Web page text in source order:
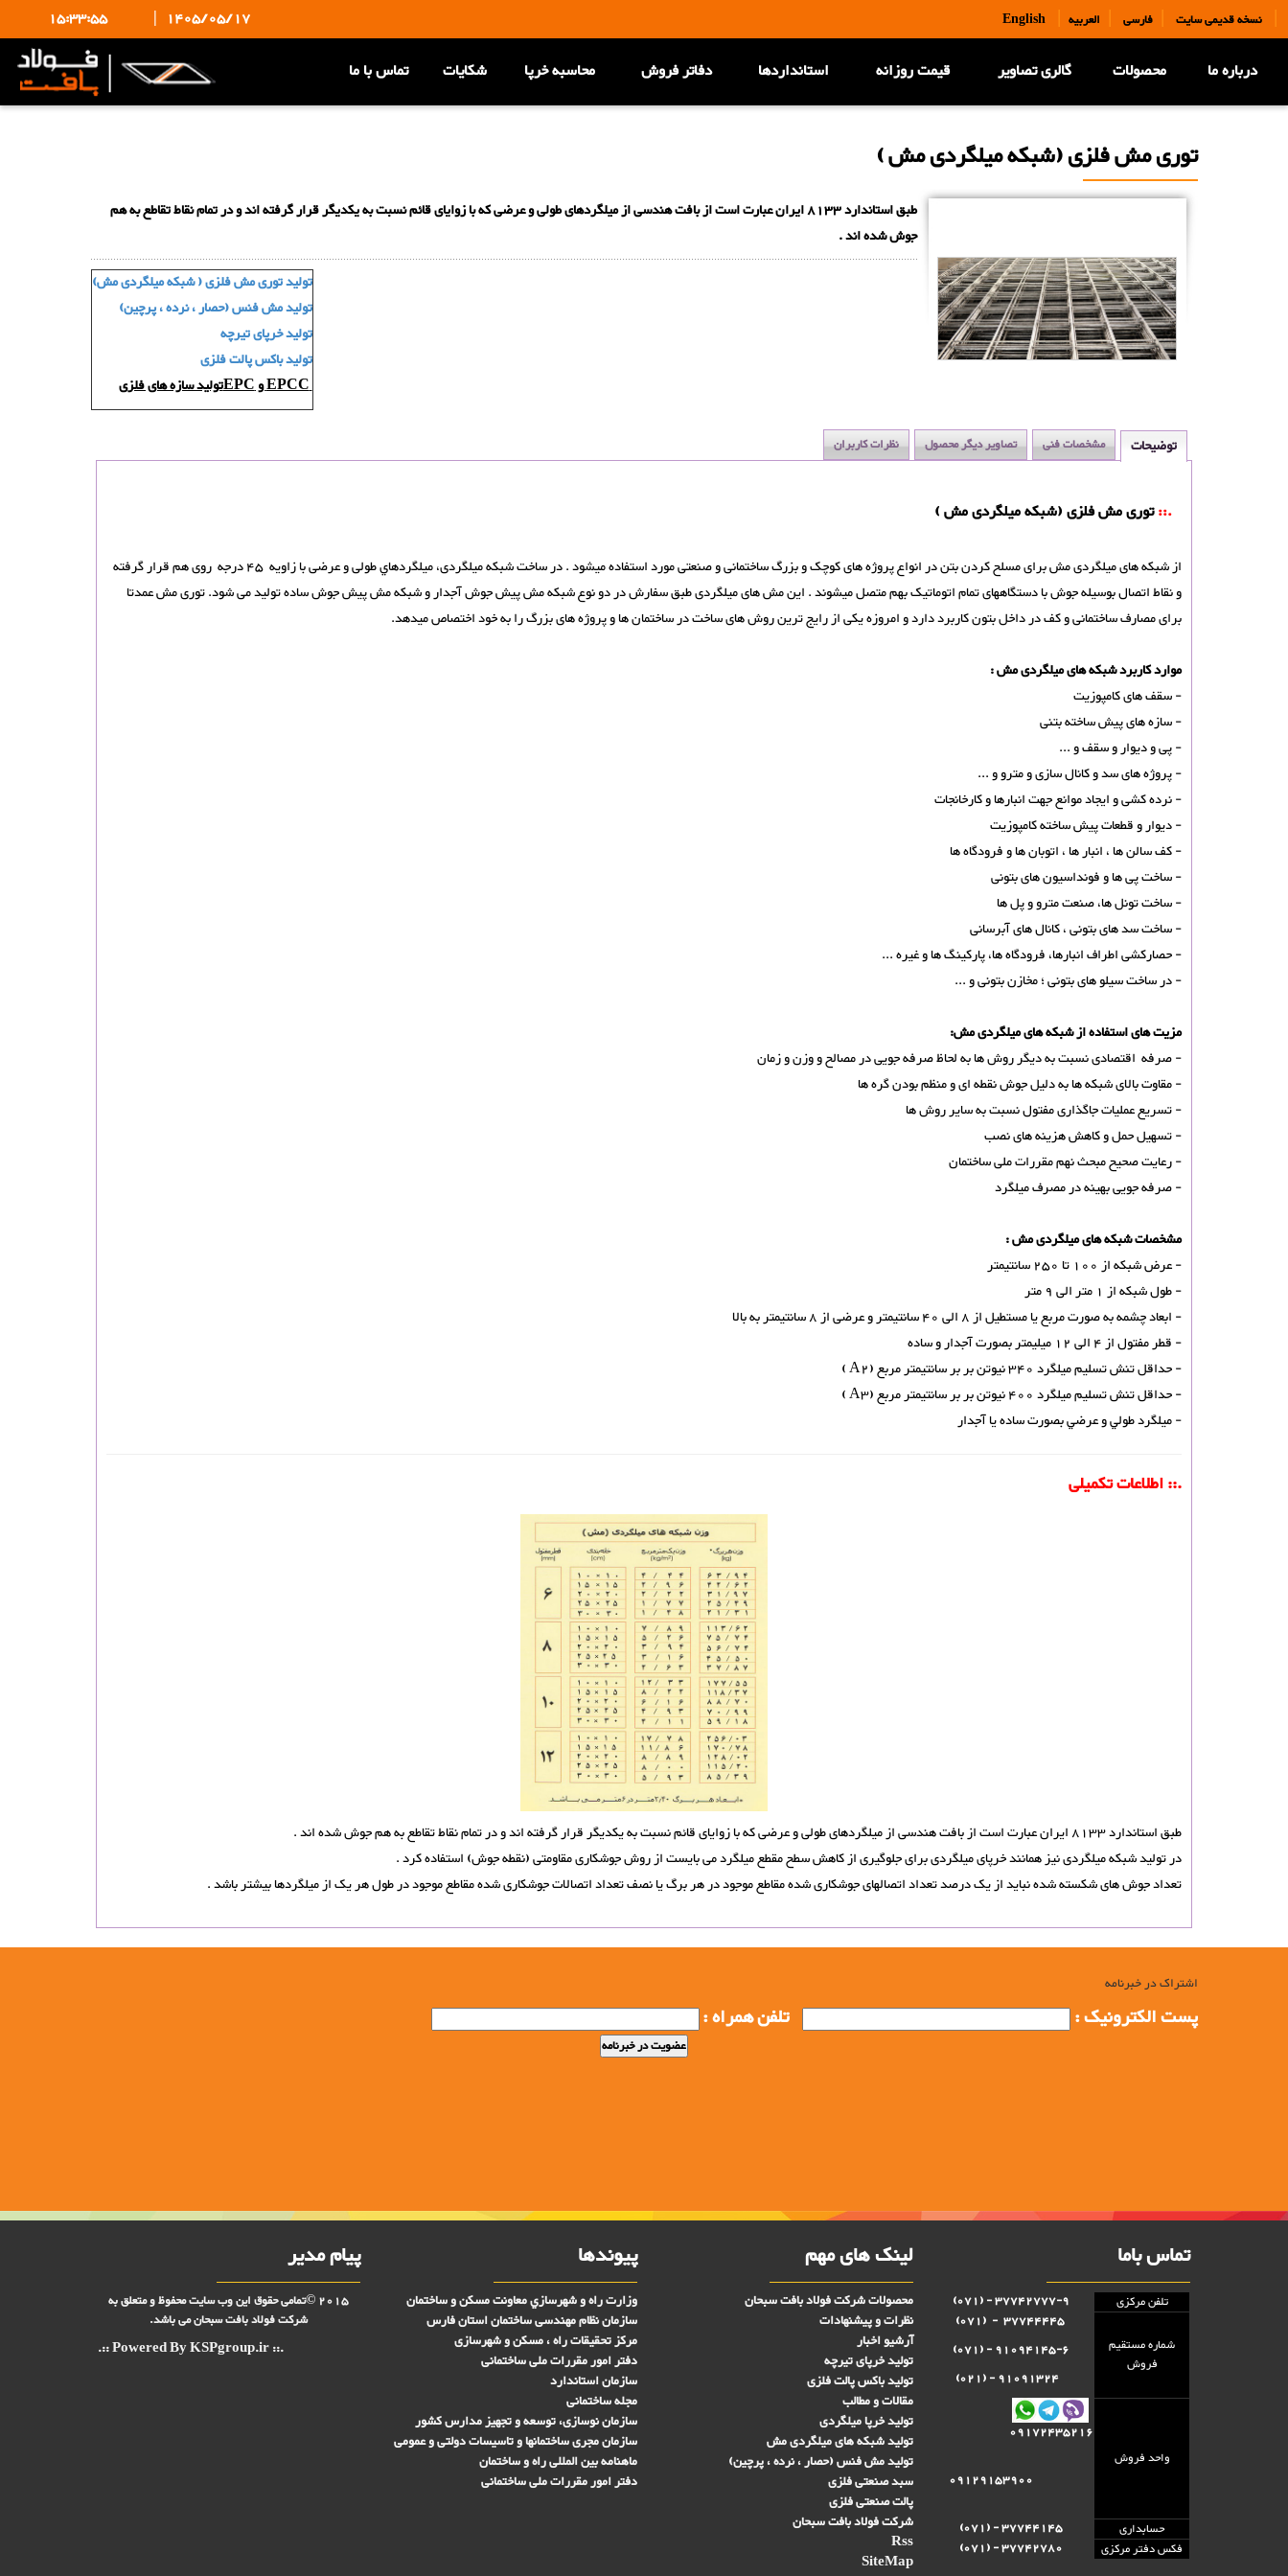
English| نسخه قدیمی سایت |فارسی | العربیه |
1405/05/17
|
15:33:55
درباره ما محصولات گالری تصاویر قیمت روزانه استانداردها دفاتر فروش محاسبه خرپا شکایات تماس با ما
توری مش فلزی (شبکه میلگردی مش )
طبق استاندارد 8133 ایران عبارت است از بافت هندسی از میلگردهای طولی و عرضی که با زوایای قائم نسبت به یکدیگر قرار گرفته اند و در تمام نقاط تقاطع به هم
جوش شده اند .
تولید توری مش فلزی ( شبکه میلگردی مش)
تولید مش فنس (حصار ، نرده ، پرچین)
تولید خرپای تیرچه
تولید باکس پالت فلزی
EPCC و EPCتولید سازه های فلزی
توضیحات مشخصات فنی تصاویر دیگر محصول نظرات کاربران
.::توری مش فلزی (شبکه میلگردی مش )
از شبکه های میلگردی مش برای مسلح کردن بتن در انواع پروژه های کوچک و بزرگ ساختمانی و صنعتی مورد استفاده میشود . در ساخت شبکه میلگردی، میلگردهاي طولی و عرضی با زاویه 45 درجه روی هم قرار گرفته
و نقاط اتصال بوسیله جوش با دستگاههای تمام اتوماتیک بهم متصل میشوند . این مش های میلگردی طبق سفارش در دو نوع شبکه مش پیش جوش آجدار و شبکه مش پیش جوش ساده تولید می شود. توری مش عمدتا
برای مصارف ساختمانی و کف در داخل بتون کاربرد دارد و امروزه یکی از رایج ترین روش های ساخت در ساختمان ها و پروژه های بزرگ را به خود اختصاص میدهد.
موارد کاربرد شبکه های ميلگردی مش :
- سقف های کامپوزیت
- سازه های پیش ساخته بتنی
- پی و دیوار و سقف و ...
- پروژه های سد و کانال سازی و مترو و ...
- نرده کشی و ایجاد موانع جهت انبارها و کارخانجات
- دیوار و قطعات پیش ساخته کامپوزیت
- کف سالن ها ، انبار ها ، اتوبان ها و فرودگاه ها
- ساخت پی ها و فونداسیون های بتونی
- ساخت تونل ها، صنعت مترو و پل ها
- ساخت سد های بتونی ، کانال های آبرسانی
- حصارکشی اطراف انبارها، فرودگاه ها، پارکینگ ها و غیره ...
- در ساخت سیلو های بتونی ؛ مخازن بتونی و ...
مزیت های استفاده از شبکه های ميلگردی مش:
- صرفه اقتصادی نسبت به دیگر روش ها به لحاظ صرفه جویی در مصالح و وزن و زمان
- مقاوت بالای شبکه ها به دلیل جوش نقطه ای و منظم بودن گره ها
- تسریع عملیات جاگذاری مفتول نسبت به سایر روش ها
- تسهیل حمل و کاهش هزینه های نصب
- رعایت صحیح مبحث نهم مقررات ملی ساختمان
- صرفه جویی بهینه در مصرف میلگرد
مشخصات شبکه های ميلگردی مش :
- عرض شبکه از 100 تا 250 سانتیمتر
- طول شبکه از 1 متر الی 9 متر
- ابعاد چشمه به صورت مربع یا مستطیل از 8 الی 40 سانتیمتر و عرضی از 8 سانتیمتر به بالا
- قطر مفتول از 4 الی 12 میلیمتر بصورت آجدار و ساده
- حداقل تنش تسلیم میلگرد 340 نیوتن بر بر سانتیمتر مربع (A2 )
- حداقل تنش تسلیم میلگرد 400 نیوتن بر بر سانتیمتر مربع (A3 )
- ميلگرد طولي و عرضي بصورت ساده يا آجدار
.:: اطلاعات تکمیلی
طبق استاندارد 8133 ایران عبارت است از بافت هندسی از میلگردهای طولی و عرضی که با زوایای قائم نسبت به یکدیگر قرار گرفته اند و در تمام نقاط تقاطع به هم جوش شده اند .
در تولید شبکه میلگردی نیز همانند خرپای میلگردی برای جلوگیری از کاهش سطح مقطع میلگرد می بایست از روش جوشکاری مقاومتی (نقطه جوش) استفاده کرد .
تعداد جوش های شکسته شده نباید از یک درصد تعداد اتصالهای جوشکاری شده مقاطع موجود در هر برگ یا نصف تعداد اتصالات جوشکاری شده مقاطع موجود در طول هر یک از میلگردها بیشتر باشد .
اشتراک در خبرنامه
پست الکترونیک : تلفن همراه :
تماس باما
تلفن مرکزی 37742777-9 - (071)
شماره مستقيم
فروش
37744445 - (071)
91094145-6 - (071)
91091324 - (021)
واحد فروش
09172435216
حسابداری
37744145 - (071)
فکس دفتر مرکزی
37742780 - (071)
لینک های مهم
محصولات شرکت فولاد بافت سبحان
نظرات و پیشنهادات
آرشیو اخبار
تولید خرپای تیرچه
تولید باکس پالت فلزی
مقالات و مطالب
تولید خرپا میلگردی
تولید شبکه های ميلگردی مش
تولید مش فنس (حصار ، نرده ، پرچین)
سبد صنعتی فلزی
پالت صنعتی فلزی
شرکت فولاد بافت سبحان
Rss
SiteMap
پیوندها
وزارت راه و شهرسازي معاونت مسکن و ساختمان
سازمان نظام مهندسی ساختمان استان فارس
مرکز تحقیقات راه ، مسکن و شهرسازی
دفتر امور مقررات ملی ساختمانی
سازمان استاندارد
مجله ساختمانی
سازمان نوسازی، توسعه و تجهیز مدارس کشور
سازمان مجری ساختمانها و تاسيسات دولتی و عمومی
ماهنامه بین المللی راه و ساختمان
دفتر امور مقررات ملی ساختمانی
پیام مدیر
2015 ©تمامی حقوق این وب سایت محفوظ و متعلق به
شرکت فولاد بافت سبحان می باشد.
.:: Powered By KSPgroup.ir ::.